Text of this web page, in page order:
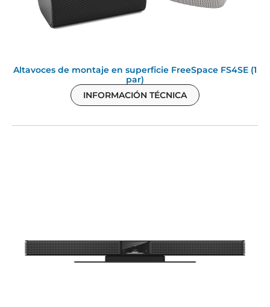
Altavoces de montaje en superficie FreeSpace FS4SE (1
par)
INFORMACIÓN TÉCNICA